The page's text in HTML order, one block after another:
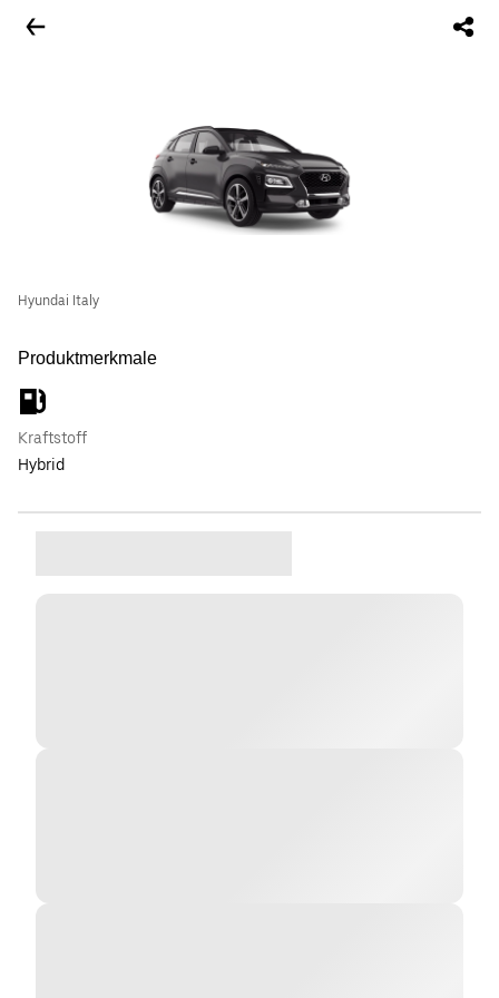
Hyundai Italy
Produktmerkmale
Kraftstoff
Hybrid